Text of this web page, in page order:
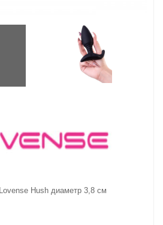
Hush диаметр 3,8 см